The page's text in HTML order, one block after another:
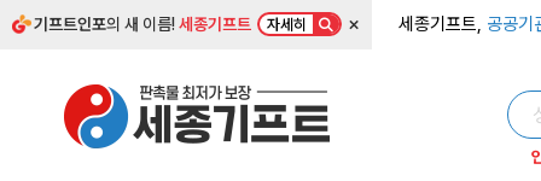
기프트인포의 새 이름!세종기프트 자세히 × 세종기프트, 공공기